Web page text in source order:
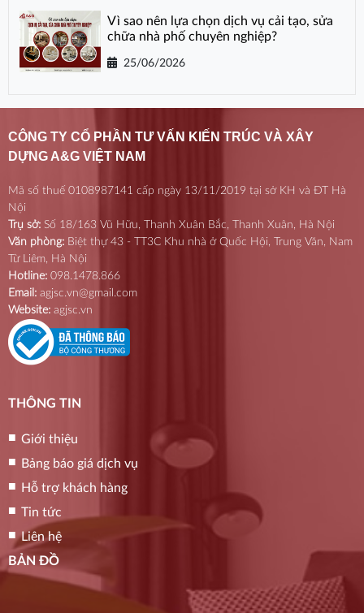
Vì sao nên lựa chọn dịch vụ cải tạo, sửa
chữa nhà phố chuyên nghiệp?
25/06/2026
CÔNG TY CỔ PHẦN TƯ VẤN KIẾN TRÚC VÀ XÂY
DỰNG A&G VIỆT NAM
Mã số thuế 0108987141 cấp ngày 13/11/2019 tại sở KH và ĐT Hà
Nội
Trụ sở: Số 18/163 Vũ Hữu, Thanh Xuân Bắc, Thanh Xuân, Hà Nội
Văn phòng: Biệt thự 43 - TT3C Khu nhà ở Quốc Hội, Trung Văn, Nam
Từ Liêm, Hà Nội
Hotline: 098.1478.866
Email: agjsc.vn@gmail.com
Website: agjsc.vn
THÔNG TIN
Giới thiệu
Bảng báo giá dịch vụ
Hỗ trợ khách hàng
Tin tức
Liên hệ
BẢN ĐỒ